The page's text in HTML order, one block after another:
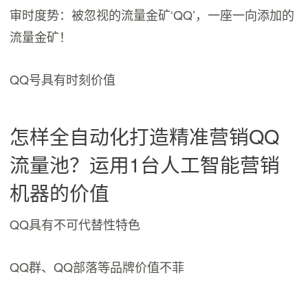
审时度势：被忽视的流量金矿‘QQ’，一座一向添加的
流量金矿！
QQ号具有时刻价值
怎样全自动化打造精准营销QQ
流量池？运用1台人工智能营销
机器的价值
QQ具有不可代替性特色
QQ群、QQ部落等品牌价值不菲